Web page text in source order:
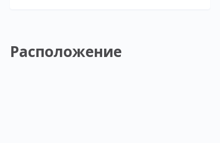
Расположение